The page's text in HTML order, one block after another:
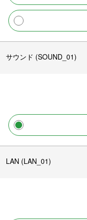
サウンド (SOUND_01)
LAN (LAN_01)